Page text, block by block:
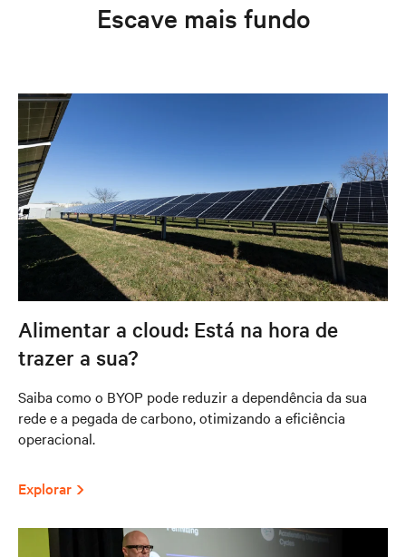
Escave mais fundo
Alimentar a cloud: Está na hora de
trazer a sua?
Saiba como o BYOP pode reduzir a dependência da sua
rede e a pegada de carbono, otimizando a eficiência
operacional.
Explorar